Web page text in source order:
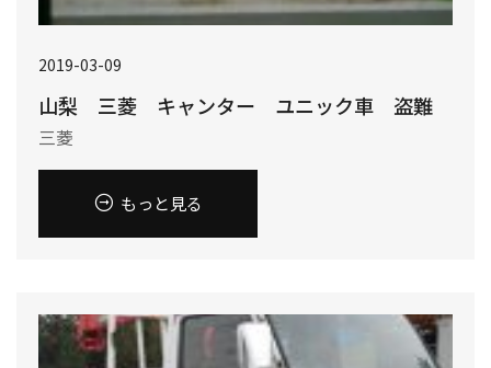
2019-03-09
山梨 三菱 キャンター ユニック車 盗難
三菱
もっと見る